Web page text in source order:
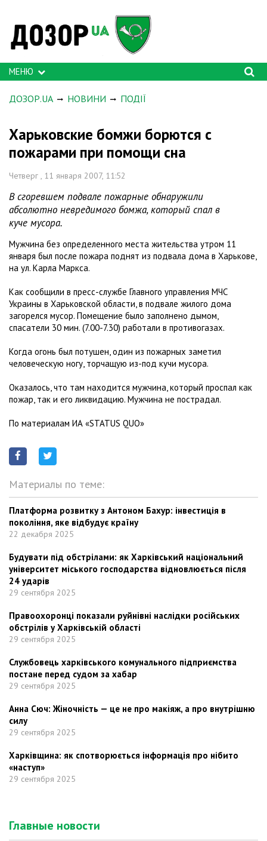
МЕНЮ
ДОЗОР.UA НОВИНИ ПОДІЇ
Харьковские бомжи борются с
пожарами при помощи сна
Четверг , 11 января 2007, 11:52
В сгоревшем подвале пожарные обнаружили
абсолютно невредимого бомжа, который спал в
куче мусора.
Мужчина без определенного места жительства утром 11
января был после пожара поднят из подвала дома в Харькове,
на ул. Карла Маркса.
Как сообщили в пресс-службе Главного управления МЧС
Украины в Харьковской области, в подвале жилого дома
загорелся мусор. Помещение было заполнено дымом,
спасатели 30 мин. (7.00-7.30) работали в противогазах.
Когда огонь был потушен, один из пожарных заметил
человеческую ногу, торчащую из-под кучи мусора.
Оказалось, что там находится мужчина, который проспал как
пожар, так и его ликвидацию. Мужчина не пострадал.
По материалам ИА «STATUS QUO»
Материалы по теме:
Платформа розвитку з Антоном Бахур: інвестиція в
покоління, яке відбудує країну
22 декабря 2025
Будувати під обстрілами: як Харківський національний
університет міського господарства відновлюється після
24 ударів
29 сентября 2025
Правоохоронці показали руйнівні наслідки російських
обстрілів у Харківській області
29 сентября 2025
Службовець харківського комунального підприємства
постане перед судом за хабар
29 сентября 2025
Анна Сюч: Жіночність — це не про макіяж, а про внутрішню
силу
29 сентября 2025
Харківщина: як спотворюється інформація про нібито
«наступ»
29 сентября 2025
Главные новости